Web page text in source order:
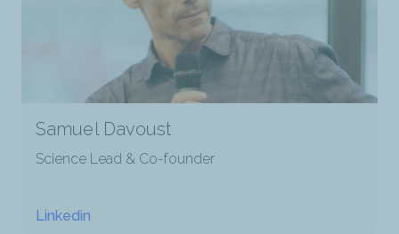
Samuel Davoust
Science Lead & Co-founder
Linkedin